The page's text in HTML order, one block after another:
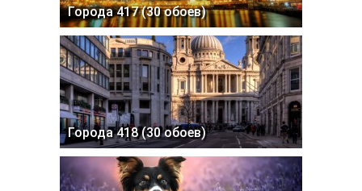
Города 417 (30 обоев)
Города 418 (30 обоев)